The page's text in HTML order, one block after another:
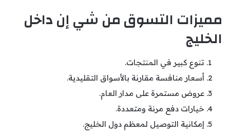
مميزات التسوق من شي إن داخل
الخليج
تنوع كبير في المنتجات.
أسعار منافسة مقارنة بالأسواق التقليدية.
عروض مستمرة على مدار العام.
خيارات دفع مرنة ومتعددة.
إمكانية التوصيل لمعظم دول الخليج.